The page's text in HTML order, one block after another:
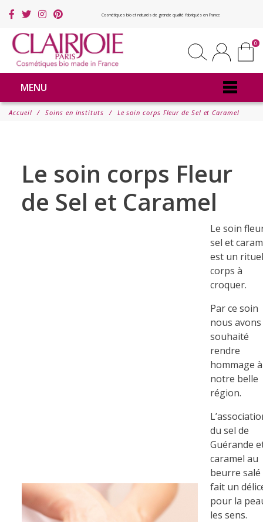
Cosmétiques bio et naturels de grande qualité fabriqués en France
0
MENU
Accueil Soins en instituts Le soin corps Fleur de Sel et Caramel
Le soin corps Fleur
de Sel et Caramel
Le soin
sel et
est un rituel
corps à
croquer.
Par ce soin
nous avons
souhaité
rendre
hommage à
notre belle
région.
du sel de
Guérande
caramel au
beurre salé
fait un
pour la
les sens.